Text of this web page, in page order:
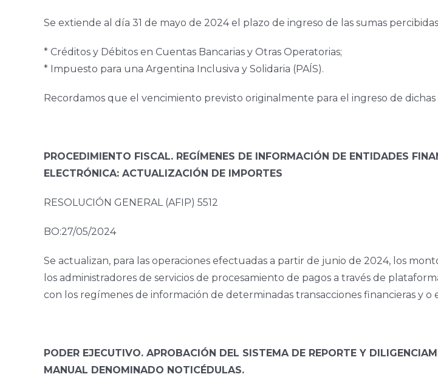
Se extiende al día 31 de mayo de 2024 el plazo de ingreso de las sumas
* Créditos y Débitos en Cuentas Bancarias y Otras Operatorias;
* Impuesto para una Argentina Inclusiva y Solidaria (PAÍS).
Recordamos que el vencimiento previsto originalmente para el ingreso de
PROCEDIMIENTO FISCAL. REGÍMENES DE INFORMACIÓN DE ENTIDADES
ELECTRÓNICA: ACTUALIZACIÓN DE IMPORTES
RESOLUCIÓN GENERAL (AFIP) 5512
BO:27/05/2024
Se actualizan, para las operaciones efectuadas a partir de junio de 2024, los
los administradores de servicios de procesamiento de pagos a través de
con los regímenes de información de determinadas transacciones financieras y o
PODER EJECUTIVO. APROBACIÓN DEL SISTEMA DE REPORTE Y
MANUAL DENOMINADO NOTICÉDULAS.